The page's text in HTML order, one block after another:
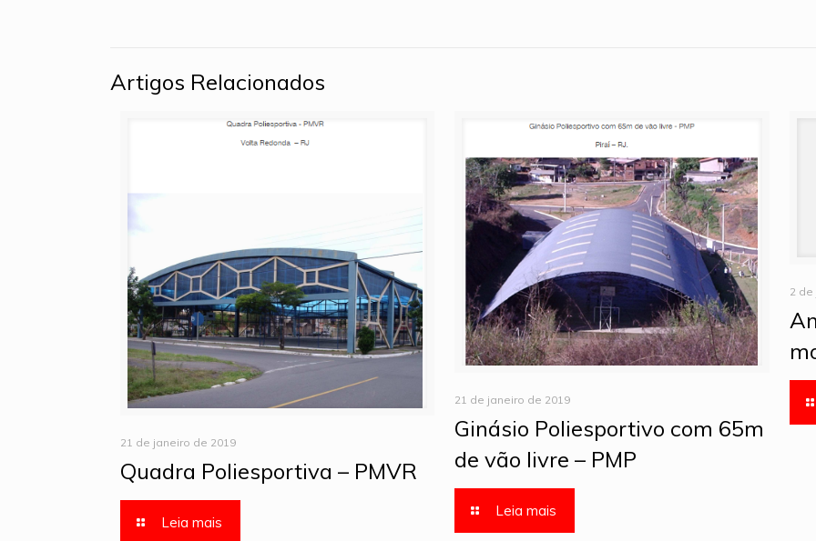
Artigos Relacionados
21 de janeiro de 2019
Quadra Poliesportiva – PMVR
Leia mais
21 de janeiro de 2019
Ginásio Poliesportivo com 65m
de vão livre – PMP
Leia mais
2 de